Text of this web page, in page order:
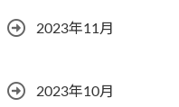
2023年11月
2023年10月